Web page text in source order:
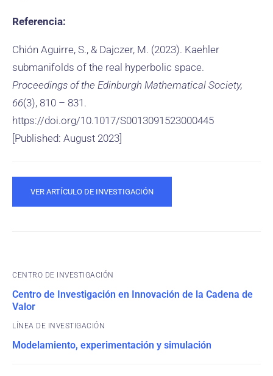
Referencia:
Chión Aguirre, S., & Dajczer, M. (2023). Kaehler
submanifolds of the real hyperbolic space.
Proceedings of the Edinburgh Mathematical Society,
66(3), 810 – 831.
https://doi.org/10.1017/S0013091523000445
[Published: August 2023]
VER ARTÍCULO DE INVESTIGACIÓN
CENTRO DE INVESTIGACIÓN
Centro de Investigación en Innovación de la Cadena de
Valor
Modelamiento, experimentación y simulación